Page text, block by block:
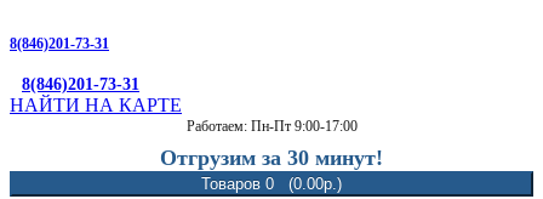
8(846)201-73-31
8(846)201-73-31
НАЙТИ НА КАРТЕ
Работаем: Пн-Пт 9:00-17:00
Отгрузим за 30 минут!
Товаров 0 (0.00р.)